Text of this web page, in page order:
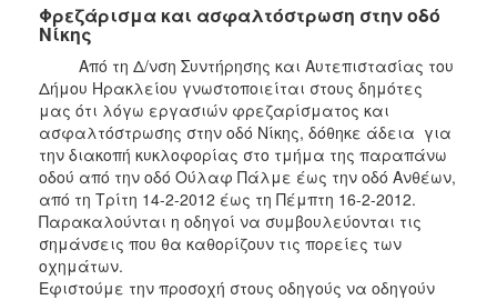
2022
2021
2020
2019
2018
2017
2016
2015
2013
Φρεζάρισμα και ασφαλτόστρωση στην οδό
Νίκης
Από τη Δ/νση Συντήρησης και Αυτεπιστασίας του
Δήμου Ηρακλείου γνωστοποιείται στους δημότες
μας ότι λόγω εργασιών φρεζαρίσματος και
ασφαλτόστρωσης στην οδό Νίκης, δόθηκε άδεια για
την διακοπή κυκλοφορίας στο τμήμα της παραπάνω
οδού από την οδό Ούλαφ Πάλμε έως την οδό Ανθέων,
από τη Τρίτη 14-2-2012 έως τη Πέμπτη 16-2-2012.
Παρακαλούνται η οδηγοί να συμβουλεύονται τις
σημάνσεις που θα καθορίζουν τις πορείες των
οχημάτων.
Εφιστούμε την προσοχή στους οδηγούς να οδηγούν